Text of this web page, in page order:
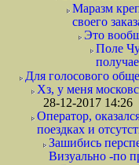
Маразм
своего
Это
Поле
Для голосового
Хз, у меня
28-12-2017 14:26
Оператор,
поездках и
Зашибись
Визуально -по